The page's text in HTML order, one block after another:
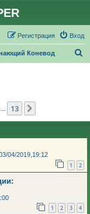
Вход
Регистрация
Коневод
13
04/2019,19:12
1 2
1 2 3 4